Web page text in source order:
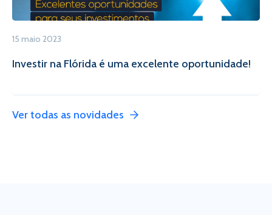
15 maio 2023
Investir na Flórida é uma excelente oportunidade!
Ver todas as novidades